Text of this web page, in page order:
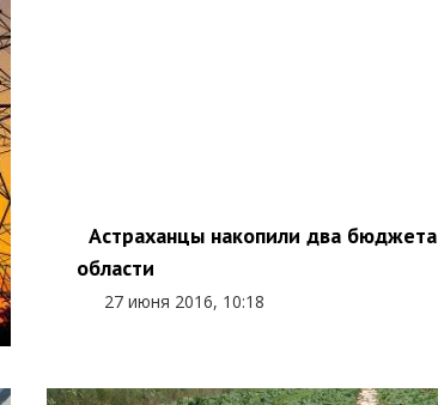
Астраханцы накопили два бюджета
области
27 июня 2016, 10:18